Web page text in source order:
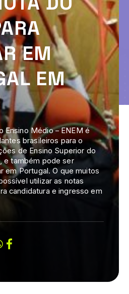
EM
EM
Ensino Médio – ENEM é
brasileiros para o
de Ensino Superior do
e também pode ser
em Portugal. O que muitos
utilizar as notas
candidatura e ingresso em